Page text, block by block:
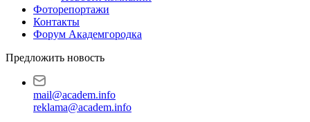
Фоторепортажи
Контакты
Форум Академгородка
Предложить новость
mail@academ.info
reklama@academ.info